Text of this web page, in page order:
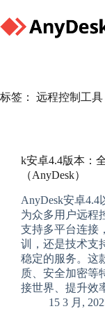
to
content
标签： 远程控制工具
k安卓4.4版本：
（AnyDesk）
AnyDesk安卓
为众多用户远程
支持多平台连接
训，还是技术支
稳定的服务。这
质、安全加密等
接世界、提升效
15 3 月,